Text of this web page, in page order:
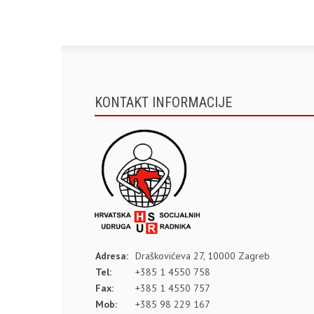
KONTAKT INFORMACIJE
Adresa: Draškovićeva 27, 10000 Zagreb
Tel:
+385 1 4550 758
Fax:
+385 1 4550 757
Mob:
+385 98 229 167